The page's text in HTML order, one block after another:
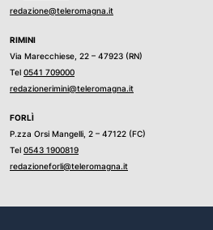
redazione@teleromagna.it
RIMINI
Via Marecchiese, 22 – 47923 (RN)
Tel 0541 709000
redazionerimini@teleromagna.it
FORLÌ
P.zza Orsi Mangelli, 2 – 47122 (FC)
Tel 0543 1900819
redazioneforli@teleromagna.it